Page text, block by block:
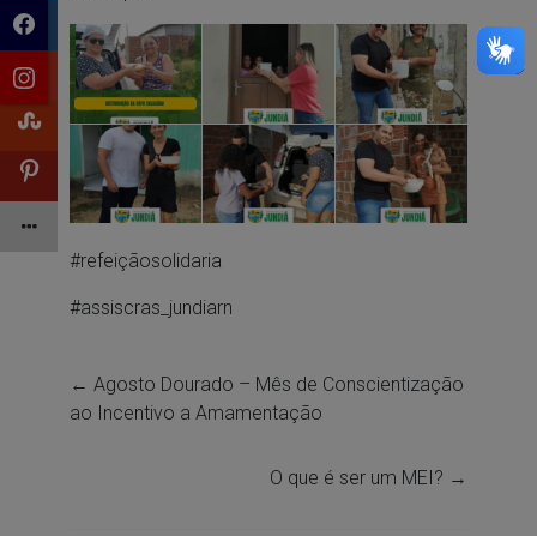
#refeiçãosolidaria
#assiscras_jundiarn
← Agosto Dourado – Mês de Conscientização
ao Incentivo a Amamentação
O que é ser um MEI? →